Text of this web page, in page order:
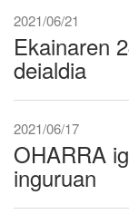
2021/06/21
Ekainaren
deialdia
2021/06/17
OHARRA
inguruan